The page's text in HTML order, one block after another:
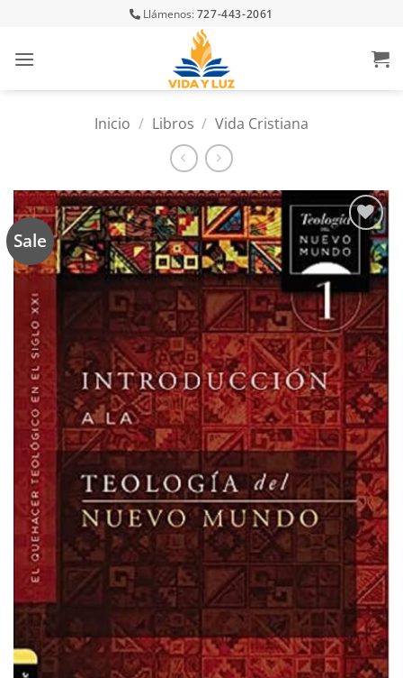
content
Llámenos:727-443-2061
Inicio / Libros / Vida Cristiana
Sale
Añadir
a la
lista
de
deseos